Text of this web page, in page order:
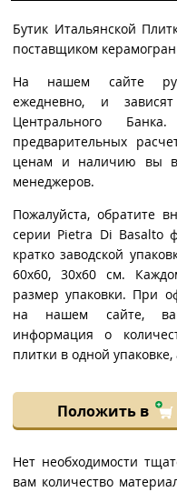
Бутик Итальянской
поставщиком
На нашем сайте
ежедневно, и
Центрального
предварительных
ценам и наличию вы
менеджеров.
Пожалуйста, обратите
серии Pietra Di Basalto
кратко заводской
60x60, 30x60 см.
размер упаковки. При
на нашем сайте,
информация о
плитки в одной упаковке,
Положить в
Нет необходимости
вам количество